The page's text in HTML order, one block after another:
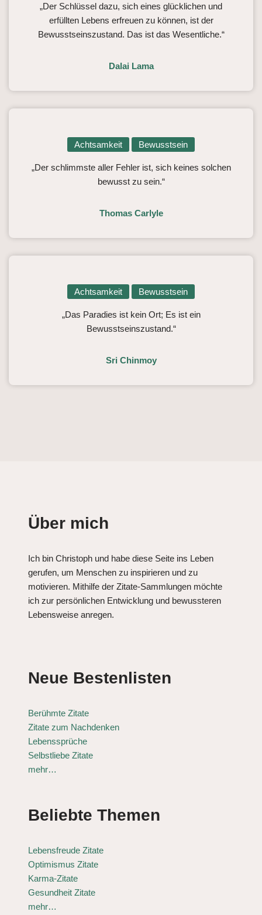
„Der Schlüssel dazu, sich eines glücklichen und
erfüllten Lebens erfreuen zu können, ist der
Bewusstseinszustand. Das ist das Wesentliche.“
Dalai Lama
Achtsamkeit Bewusstsein
„Der schlimmste aller Fehler ist, sich keines solchen
bewusst zu sein.“
Thomas Carlyle
Achtsamkeit Bewusstsein
„Das Paradies ist kein Ort; Es ist ein
Bewusstseinszustand.“
Sri Chinmoy
Über mich
Ich bin Christoph und habe diese Seite ins Leben
gerufen, um Menschen zu inspirieren und zu
motivieren. Mithilfe der Zitate-Sammlungen möchte
ich zur persönlichen Entwicklung und bewussteren
Lebensweise anregen.
Neue Bestenlisten
Berühmte Zitate
Zitate zum Nachdenken
Lebenssprüche
Selbstliebe Zitate
mehr…
Beliebte Themen
Lebensfreude Zitate
Optimismus Zitate
Karma-Zitate
Gesundheit Zitate
mehr…